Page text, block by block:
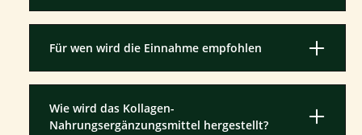
Für wen wird die Einnahme empfohlen
Wie wird das Kollagen-
Nahrungsergänzungsmittel hergestellt?